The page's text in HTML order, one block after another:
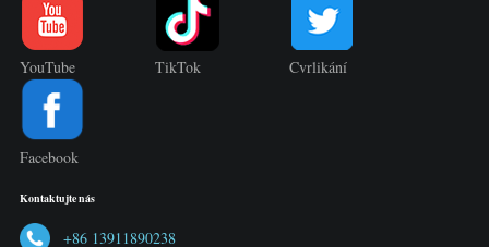
YouTube TikTok Cvrlikání
Facebook
Kontaktujte nás
+86 13911890238